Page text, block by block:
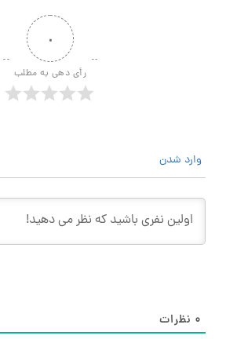
۰
رأی دهی به مطلب
وارد شدن
۰ نظرات